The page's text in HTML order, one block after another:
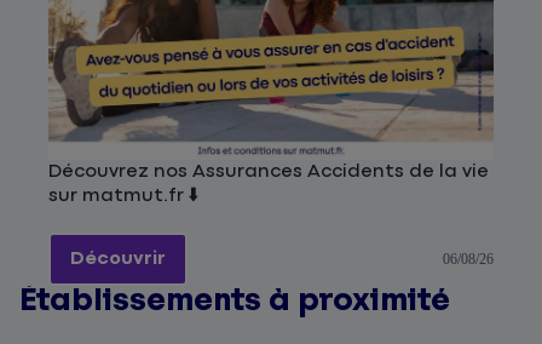
Découvrez nos Assurances Accidents de la vie
sur matmut.fr ⬇️
Découvrir 06/08/26
Établissements à proximité